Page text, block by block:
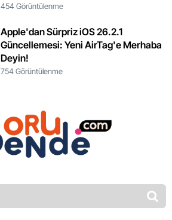
454 Görüntülenme
Apple'dan Sürpriz iOS 26.2.1
Güncellemesi: Yeni AirTag'e Merhaba
Deyin!
754 Görüntülenme